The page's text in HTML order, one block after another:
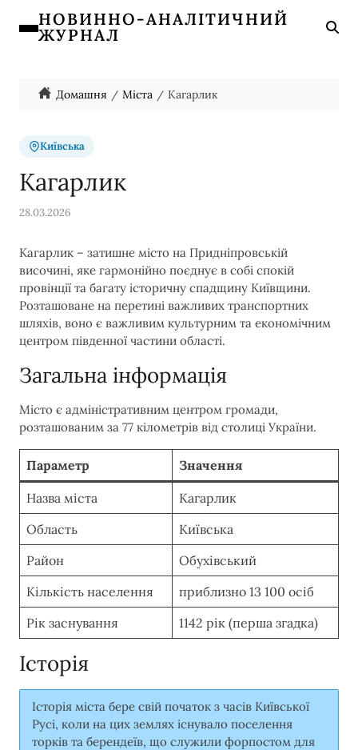
НОВИННО-АНАЛІТИЧНИЙ
ЖУРНАЛ
Домашня Міста Кагарлик
Київська
Кагарлик
28.03.2026
Кагарлик – затишне місто на Придніпровській
височині, яке гармонійно поєднує в собі спокій
провінції та багату історичну спадщину Київщини.
Розташоване на перетині важливих транспортних
шляхів, воно є важливим культурним та економічним
центром південної частини області.
Загальна інформація
Місто є адміністративним центром громади,
розташованим за 77 кілометрів від столиці України.
Параметр Значення
Назва міста
Кагарлик
Область
Київська
Район
Обухівський
Кількість населення
приблизно 13 100 осіб
Рік заснування
1142 рік (перша згадка)
Історія
Історія міста бере свій початок з часів Київської
Русі, коли на цих землях існувало поселення
торків та берендеїв, що служили форпостом для